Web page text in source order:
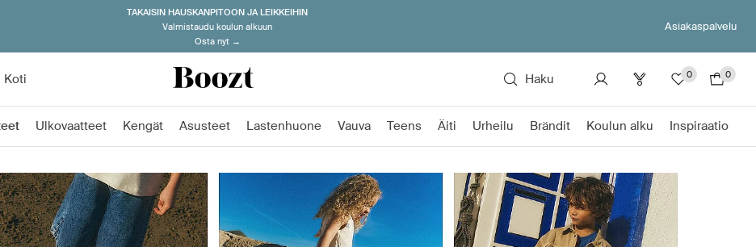
TAKAISIN HAUSKANPITOON JA LEIKKEIHIN
Valmistaudu koulun alkuun
Osta nyt →
Asiakaspalvelu
Koti Haku 0 0
Ulkovaatteet Kengät Asusteet Lastenhuone Vauva Teens Äiti Urheilu Brändit Koulun alku Inspiraatio